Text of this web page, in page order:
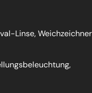
Linse,